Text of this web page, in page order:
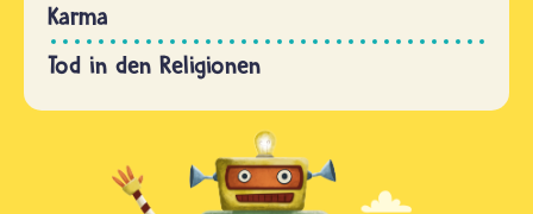
Karma
Tod in den Religionen